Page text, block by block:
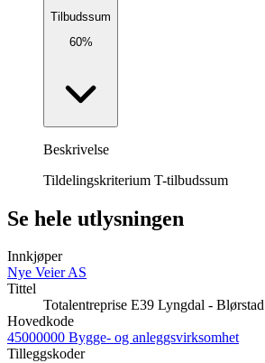
Tilbudssum
60%
Beskrivelse
Tildelingskriterium T-tilbudssum
Se hele utlysningen
Innkjøper
Nye Veier AS
Tittel
Totalentreprise E39 Lyngdal - Blørstad
Hovedkode
45000000 Bygge- og anleggsvirksomhet
Tilleggskoder